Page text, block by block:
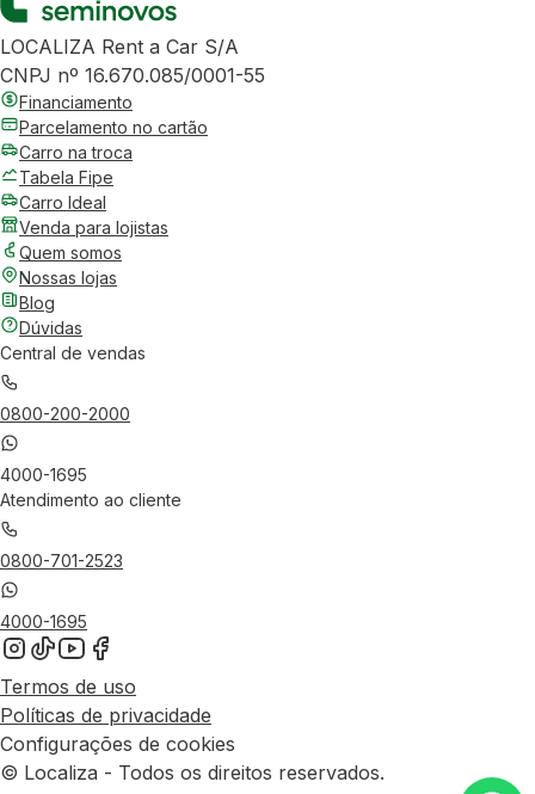
LOCALIZA Rent a Car S/A
CNPJ nº 16.670.085/0001-55
Financiamento
Parcelamento no cartão
Carro na troca
Tabela Fipe
Carro Ideal
Venda para lojistas
Quem somos
Nossas lojas
Blog
Dúvidas
Central de vendas
0800-200-2000
4000-1695
Atendimento ao cliente
0800-701-2523
4000-1695
Termos de uso
Políticas de privacidade
Configurações de cookies
© Localiza - Todos os direitos reservados.